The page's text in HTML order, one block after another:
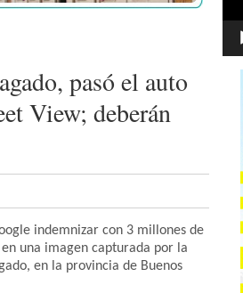
pasó el auto
View; deberán
indemnizar con 3 millones de
una imagen capturada por la
en la provincia de Buenos